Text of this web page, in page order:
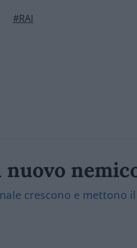
#RAI
crescono e mettono